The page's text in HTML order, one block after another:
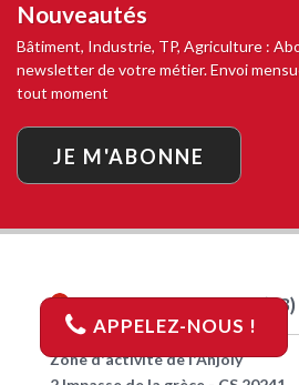
APPELEZ-NOUS !
Nouveautés
Bâtiment, Industrie, TP, Agriculture :
newsletter de votre métier. Envoi
tout moment
JE M'ABONNE
AGENCEMARSEILLE (13)
Zone d'activité de l'Anjoly